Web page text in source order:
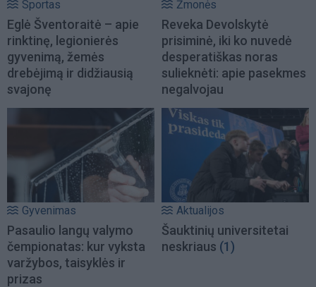
Sportas
Eglė Šventoraitė – apie
rinktinę, legionierės
gyvenimą, žemės
drebėjimą ir didžiausią
svajonę
Žmonės
Reveka Devolskytė
prisiminė, iki ko nuvedė
desperatiškas noras
sulieknėti: apie pasekmes
negalvojau
Gyvenimas
Pasaulio langų valymo
čempionatas: kur vyksta
varžybos, taisyklės ir
prizas
Aktualijos
Šauktinių universitetai
neskriaus (1)